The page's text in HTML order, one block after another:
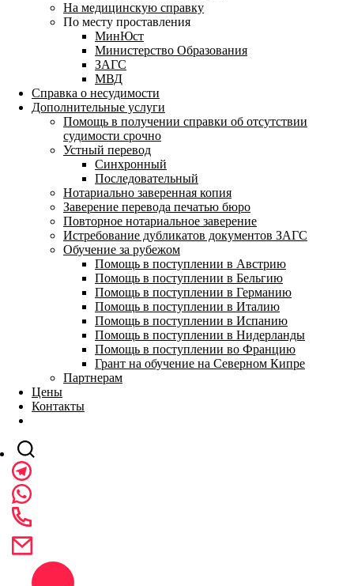
На медицинскую справку
По месту проставления
МинЮст
Министерство Образования
ЗАГС
МВД
Справка о несудимости
Дополнительные услуги
Помощь в получении справки об отсутствии
судимости срочно
Устный перевод
Синхронный
Последовательный
Нотариально заверенная копия
Заверение перевода печатью бюро
Повторное нотариальное заверение
Истребование дубликатов документов ЗАГС
Обучение за рубежом
Помощь в поступлении в Австрию
Помощь в поступлении в Бельгию
Помощь в поступлении в Германию
Помощь в поступлении в Италию
Помощь в поступлении в Испанию
Помощь в поступлении в Нидерланды
Помощь в поступлении во Францию
Грант на обучение на Северном Кипре
Партнерам
Цены
Контакты